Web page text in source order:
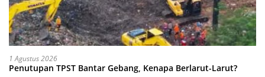
1 Agustus 2026
Penutupan TPST Bantar Gebang, Kenapa Berlarut-Larut?